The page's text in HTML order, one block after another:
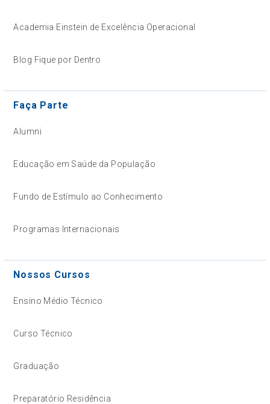
Academia Einstein de Excelência Operacional
Blog Fique por Dentro
Faça Parte
Alumni
Educação em Saúde da População
Fundo de Estímulo ao Conhecimento
Programas Internacionais
Nossos Cursos
Ensino Médio Técnico
Curso Técnico
Graduação
Preparatório Residência